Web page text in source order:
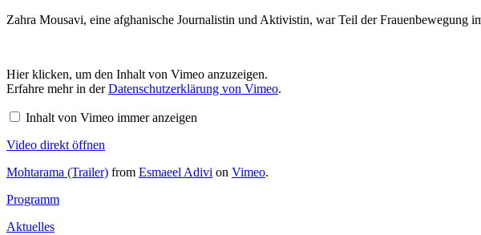
Zahra Mousavi, eine afghanische Journalistin und Aktivistin, war Teil der Frauenbewegung
Inhalt
von
Vimeo
Hier klicken, um den Inhalt von Vimeo anzuzeigen.
Erfahre mehr in derDatenschutzerklärung von Vimeo.
Inhalt von Vimeo immer anzeigen
Video direkt öffnen
Mohtarama (Trailer) from Esmaeel Adivi on Vimeo.
Footer
Inhalt
Programm
Aktuelles